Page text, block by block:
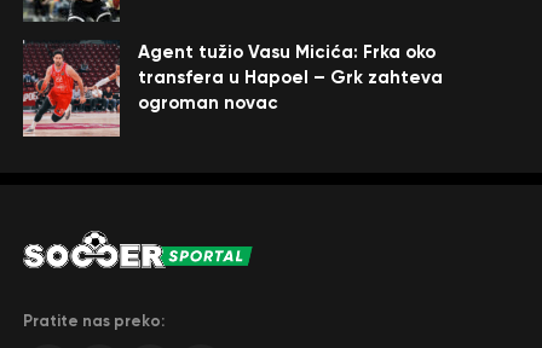
Agent tužio Vasu Micića: Frka oko
transfera u Hapoel – Grk zahteva
ogroman novac
Pratite nas preko: